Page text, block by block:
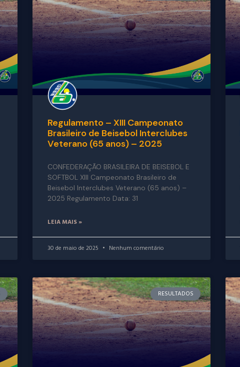
Regulamento – XIII Campeonato
Brasileiro de Beisebol Interclubes
Veterano (65 anos) – 2025
CONFEDERAÇÃO BRASILEIRA DE BEISEBOL E
SOFTBOL XIII Campeonato Brasileiro de
Beisebol Interclubes Veterano (65 anos) –
2025 Regulamento Data: 31
LEIA MAIS »
30 de maio de 2025 Nenhum comentário
RESULTADOS